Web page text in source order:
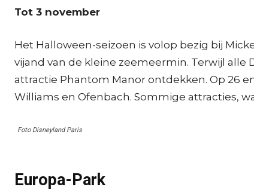
Tot 3 november
Het Halloween-seizoen is volop bezig bij
vijand van de kleine zeemeermin. Terwijl
attractie Phantom Manor ontdekken. Op 26
Williams en Ofenbach. Sommige attracties,
Foto Disneyland Paris
Europa-Park